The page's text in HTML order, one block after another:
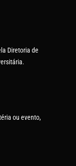
Diretoria de
ou evento,